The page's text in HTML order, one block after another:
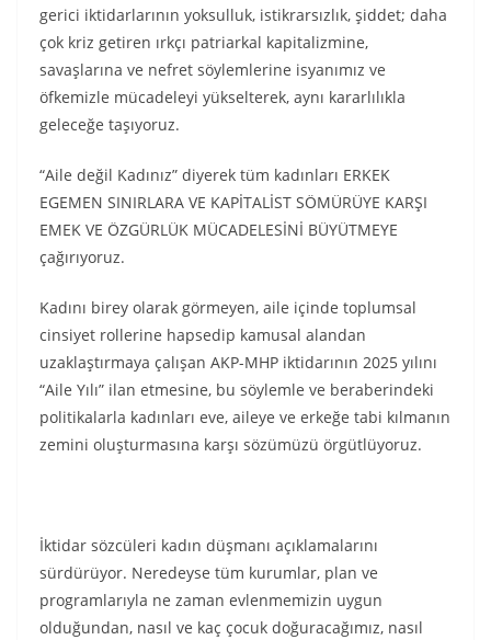
gerici iktidarlarının yoksulluk, istikrarsızlık, şiddet; daha
çok kriz getiren ırkçı patriarkal kapitalizmine,
savaşlarına ve nefret söylemlerine isyanımız ve
öfkemizle mücadeleyi yükselterek, aynı kararlılıkla
geleceğe taşıyoruz.
“Aile değil Kadınız” diyerek tüm kadınları ERKEK
EGEMEN SINIRLARA VE KAPİTALİST SÖMÜRÜYE KARŞI
EMEK VE ÖZGÜRLÜK MÜCADELESİNİ BÜYÜTMEYE
çağırıyoruz.
Kadını birey olarak görmeyen, aile içinde toplumsal
cinsiyet rollerine hapsedip kamusal alandan
uzaklaştırmaya çalışan AKP-MHP iktidarının 2025 yılını
“Aile Yılı” ilan etmesine, bu söylemle ve beraberindeki
politikalarla kadınları eve, aileye ve erkeğe tabi kılmanın
zemini oluşturmasına karşı sözümüzü örgütlüyoruz.
İktidar sözcüleri kadın düşmanı açıklamalarını
sürdürüyor. Neredeyse tüm kurumlar, plan ve
programlarıyla ne zaman evlenmemizin uygun
olduğundan, nasıl ve kaç çocuk doğuracağımız, nasıl